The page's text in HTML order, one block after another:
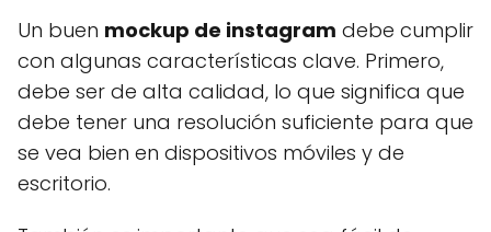
Un buen mockup de instagram debe cumplir
con algunas características clave. Primero,
debe ser de alta calidad, lo que significa que
debe tener una resolución suficiente para que
se vea bien en dispositivos móviles y de
escritorio.